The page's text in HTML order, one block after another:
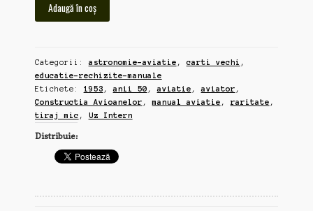
Avioanelor,
1953,
tiraj
mic,
uz
intern,
raritate
Adaugă în coș
Categorii:astronomie-aviatie ,carti vechi ,
educatie-rechizite-manuale
Etichete: 1953 ,anii 50 ,aviatie ,aviator ,
Constructia Avioanelor ,manual aviatie , raritate ,
tiraj mic , Uz Intern
Distribuie: